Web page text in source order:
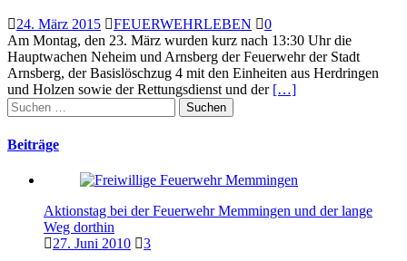
24. März 2015 FEUERWEHRLEBEN
0
Am Montag, den 23. März wurden kurz nach 13:30 Uhr die
Hauptwachen Neheim und Arnsberg der Feuerwehr der Stadt
Arnsberg, der Basislöschzug 4 mit den Einheiten aus Herdringen
und Holzen sowie der Rettungsdienst und der […]
Suchen
nach:
Beiträge
Aktionstag bei der Feuerwehr Memmingen und der lange
Weg dorthin
27. Juni 2010
3